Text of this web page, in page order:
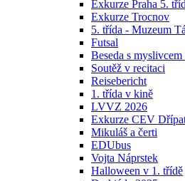
Exkurze Praha 5.
Exkurze Trocnov
5. třída - Muzeum
Futsal
Beseda s
Soutěž v recitaci
Reisebericht
1. třída v kině
LVVZ 2026
Exkurze CEV
Mikuláš a čerti
EDUbus
Vojta Náprstek
Halloween v 1. třídě